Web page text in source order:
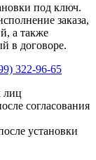
под ключ.
заказа,
а также
в договоре.
322-96-65
лиц
согласования
установки